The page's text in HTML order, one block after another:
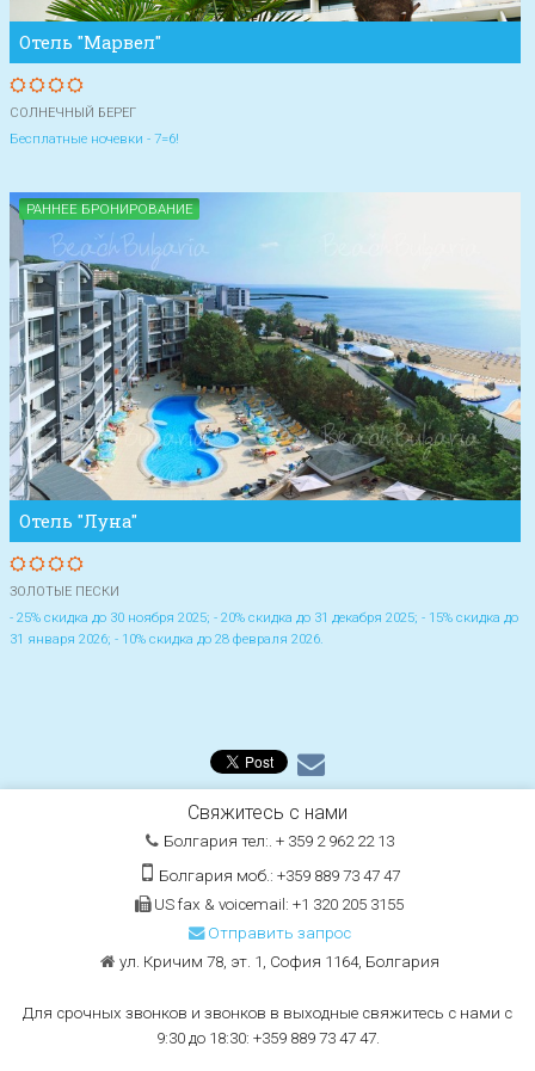
Отель "Марвел"
СОЛНЕЧНЫЙ БЕРЕГ
Бесплатные ночевки - 7=6!
РАННЕЕ БРОНИРОВАНИЕ
Отель "Луна"
ЗОЛОТЫЕ ПЕСКИ
- 25% скидка до 30 ноября 2025; - 20% скидка до 31 декабря 2025; - 15% скидка до
31 января 2026; - 10% скидка до 28 февраля 2026.
Свяжитесь с нами
Болгария тел:. + 359 2 962 22 13
Болгария моб.: +359 889 73 47 47
US fax & voicemail: +1 320 205 3155
Отправить запрос
ул. Кричим 78, эт. 1, София 1164, Болгария
Для срочных звонков и звонков в выходные свяжитесь с нами с
9:30 до 18:30: +359 889 73 47 47.